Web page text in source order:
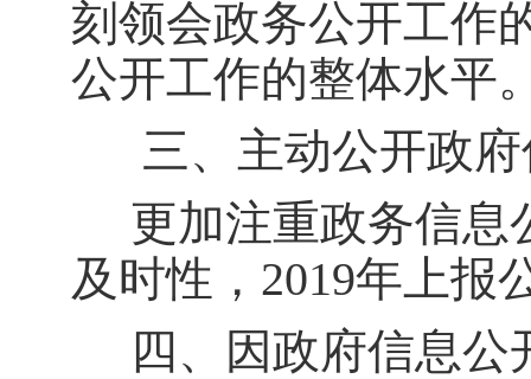
刻领会政务公开工作
公开工作的整体水平
三、主动公开政
更加注重政务信息
及时性， 2019年上报
四、因政府信息